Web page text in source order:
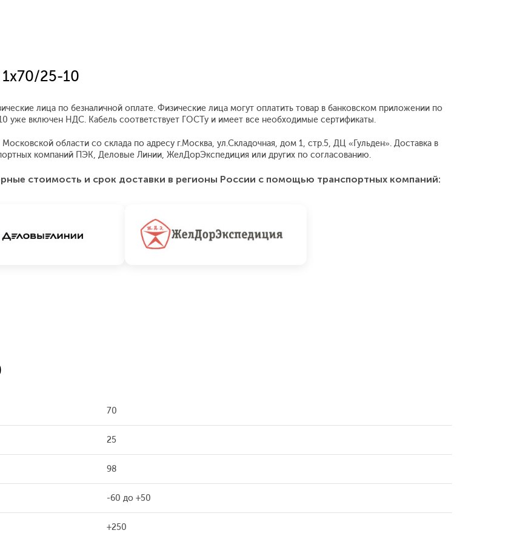
25-10
лица по безналичной оплате. Физические лица могут оплатить товар в банковском приложении по
уже включен НДС. Кабель соответствует ГОСТу и имеет все необходимые сертификаты.
области со склада по адресу г.Москва, ул.Складочная, дом 1, стр.5, ДЦ «Гульден». Доставка в
компаний ПЭК, Деловые Линии, ЖелДорЭкспедиция или других по согласованию.
стоимость и срок доставки в регионы России с помощью транспортных компаний:
70
25
98
-60 до +50
+250